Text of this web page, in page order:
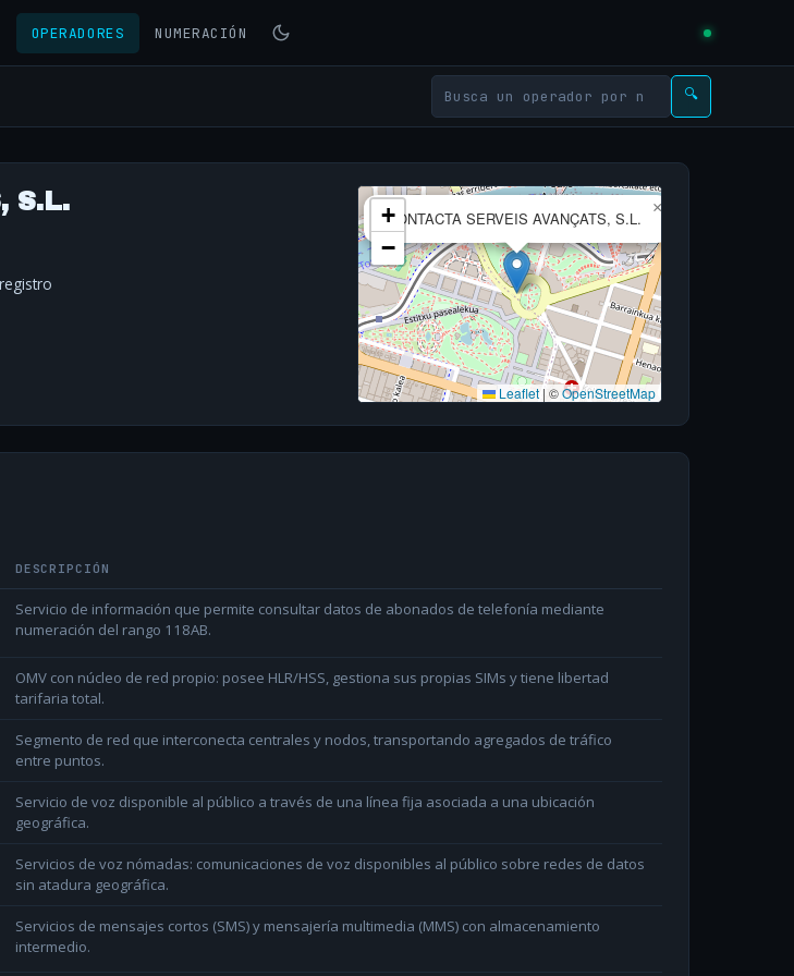
OPERADORES NUMERACIÓN
🔍
S.L.
CONTACTA SERVEIS AVANÇATS, S.L.
×
+
−
Leaflet | ©OpenStreetMap
DESCRIPCIÓN
Servicio de información que permite consultar datos de abonados de telefonía mediante
numeración del rango 118AB.
OMV con núcleo de red propio: posee HLR/HSS, gestiona sus propias SIMs y tiene libertad
tarifaria total.
Segmento de red que interconecta centrales y nodos, transportando agregados de tráfico
entre puntos.
Servicio de voz disponible al público a través de una línea fija asociada a una ubicación
geográfica.
Servicios de voz nómadas: comunicaciones de voz disponibles al público sobre redes de datos
sin atadura geográfica.
Servicios de mensajes cortos (SMS) y mensajería multimedia (MMS) con almacenamiento
intermedio.